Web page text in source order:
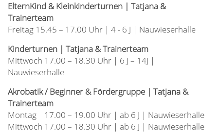
ElternKind & Kleinkinderturnen | Tatjana &
Trainerteam
Freitag 15.45 – 17.00 Uhr | 4 - 6 J | Nauwieserhalle
Kinderturnen | Tatjana & Trainerteam
Mittwoch 17.00 – 18.30 Uhr | 6 J – 14J |
Nauwieserhalle
Akrobatik / Beginner & Fördergruppe | Tatjana &
Trainerteam
Montag 17.00 – 19.00 Uhr | ab 6 J | Nauwieserhalle
Mittwoch 17.00 – 18.30 Uhr | ab 6 J | Nauwieserhalle